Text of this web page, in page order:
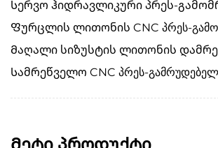
Სერვო ჰიდრავლიკური პრეს-
Ფურცლის ლითონის CNC პრეს-
Მაღალი სიზუსტის ლითონის
Სამრეწველო CNC პრეს-